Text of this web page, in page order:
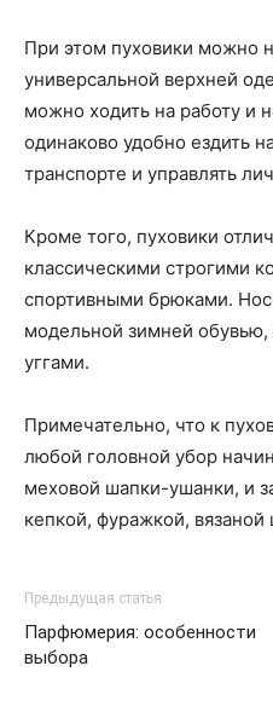
При этом пуховики можно
универсальной верхней
можно ходить на работу и
одинаково удобно ездить
транспорте и управлять
Кроме того, пуховики
классическими строгими
спортивными брюками.
модельной зимней
уггами.
Примечательно, что к
любой головной убор
меховой шапки-ушанки, и
кепкой, фуражкой, вязаной
Предыдущая статья
Парфюмерия: особенности
выбора